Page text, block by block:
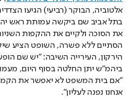
אנחנו נפנה לעליון".